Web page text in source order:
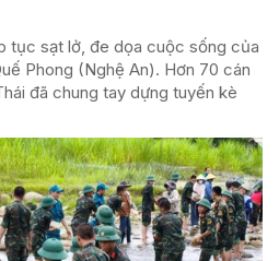
tục sạt lở, đe dọa cuộc sống của
Phong (Nghệ An). Hơn 70 cán
đã chung tay dựng tuyến kè